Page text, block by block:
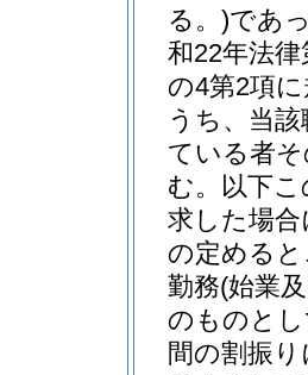
る。)であ
和22年法律
の4第2項
うち、当
ている者
む。以下
求した場
の定める
勤務(始業
のものと
間の割振